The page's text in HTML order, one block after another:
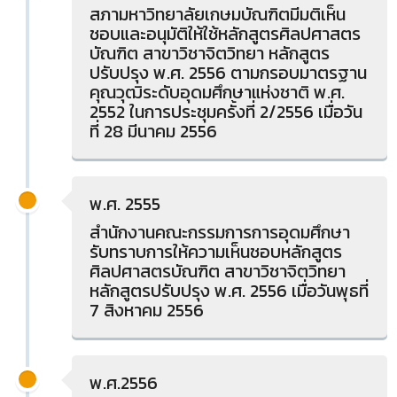
สภามหาวิทยาลัยเกษมบัณฑิตมีมติเห็น
ชอบและอนุมัติให้ใช้หลักสูตรศิลปศาสตร
บัณฑิต สาขาวิชาจิตวิทยา หลักสูตร
ปรับปรุง พ.ศ. 2556 ตามกรอบมาตรฐาน
คุณวุฒิระดับอุดมศึกษาแห่งชาติ พ.ศ.
2552 ในการประชุมครั้งที่ 2/2556 เมื่อวัน
ที่ 28 มีนาคม 2556
พ.ศ. 2555
สำนักงานคณะกรรมการการอุดมศึกษา
รับทราบการให้ความเห็นชอบหลักสูตร
ศิลปศาสตรบัณฑิต สาขาวิชาจิตวิทยา
หลักสูตรปรับปรุง พ.ศ. 2556 เมื่อวันพุธที่
7 สิงหาคม 2556
พ.ศ.2556